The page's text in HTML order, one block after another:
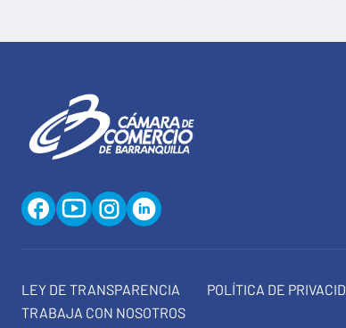
LEY DE TRANSPARENCIA POLÍTICA DE
TRABAJA CON NOSOTROS